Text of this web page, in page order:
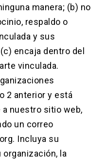
manera; (b) no
respaldo o
y sus
encaja dentro del
vinculada.
2 anterior y está
nuestro sitio web,
un correo
Incluya su
la